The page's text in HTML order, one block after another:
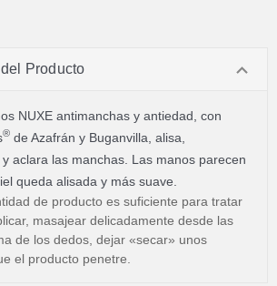
Producto
NUXE antimanchas y antiedad, con
®de Azafrán y Buganvilla, alisa,
aclara las manchas. Las manos parecen
queda alisada y más suave.
de producto es suficiente para tratar
masajear delicadamente desde las
de los dedos, dejar «secar» unos
el producto penetre.